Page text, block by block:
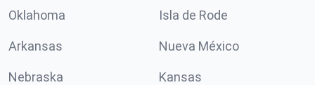
Oklahoma Isla de Rode
Arkansas Nueva México
Nebraska Kansas